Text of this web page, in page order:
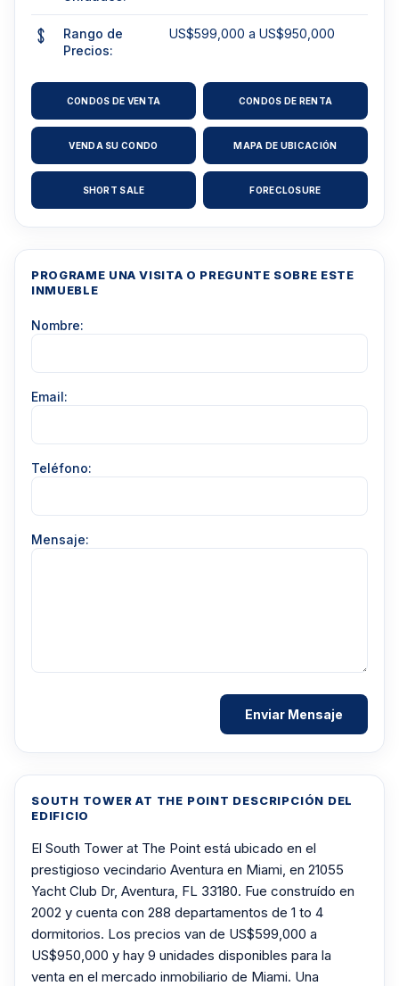
Rango de
Precios:
US$599,000 a US$950,000
CONDOS DE VENTA CONDOS DE RENTA
VENDA SU CONDO MAPA DE UBICACIÓN
SHORT SALE FORECLOSURE
SOUTH TOWER AT THE POINT DESCRIPCIÓN DEL
EDIFICIO
El South Tower at The Point está ubicado en el
prestigioso vecindario Aventura en Miami, en 21055
Yacht Club Dr, Aventura, FL 33180. Fue construído en
2002 y cuenta con 288 departamentos de 1 to 4
dormitorios. Los precios van de US$599,000 a
US$950,000 y hay 9 unidades disponibles para la
venta en el mercado inmobiliario de Miami. Una
PROGRAME UNA VISITA O PREGUNTE SOBRE ESTE
INMUEBLE
Nombre:
Email:
Teléfono:
Mensaje: